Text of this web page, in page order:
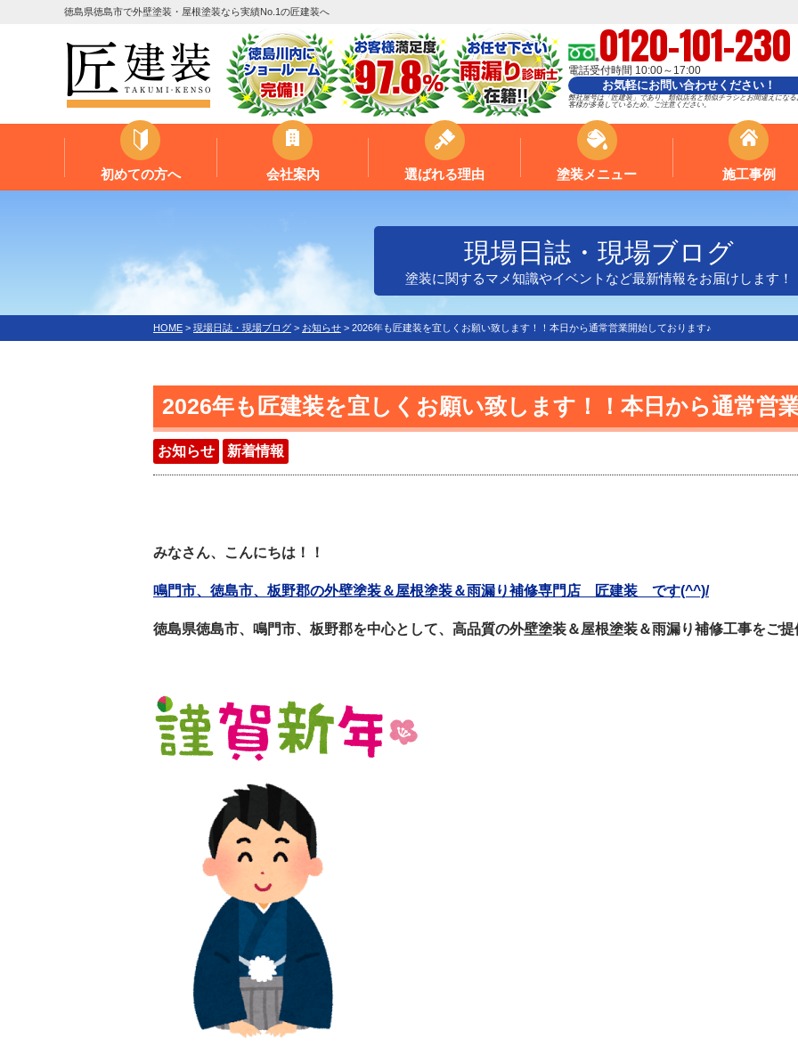
徳島県徳島市で外壁塗装・屋根塗装なら実績No.1の匠建装へ
0120-101-230
電話受付時間 10:00～17:00
お気軽にお問い合わせください！
弊社屋号は「匠建装」であり、類似店名と類似チラシとお間違えになる
客様が多発しているため、ご注意ください。
初めての方へ 会社案内 選ばれる理由 塗装メニュー 施工事例
現場日誌・現場ブログ
塗装に関するマメ知識やイベントなど最新情報をお届けします！
HOME > 現場日誌・現場ブログ > お知らせ > 2026年も匠建装を宜しくお願い致します！！本日から通常営業開始しております♪
2026年も匠建装を宜しくお願い致します！！本日から通常営
お知らせ 新着情報
みなさん、こんにちは！！
鳴門市、徳島市、板野郡の外壁塗装＆屋根塗装＆雨漏り補修専門店 匠建装 です(^^)/
徳島県徳島市、鳴門市、板野郡を中心として、高品質の外壁塗装＆屋根塗装＆雨漏り補修工事をご